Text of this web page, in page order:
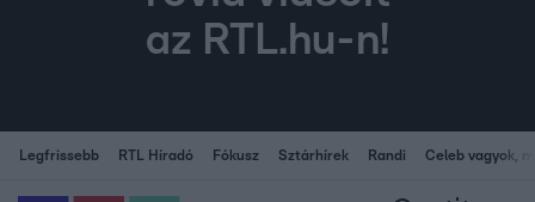
az RTL.hu-n!
Legfrissebb RTL Híradó Fókusz Sztárhírek Randi Celeb vagyok,